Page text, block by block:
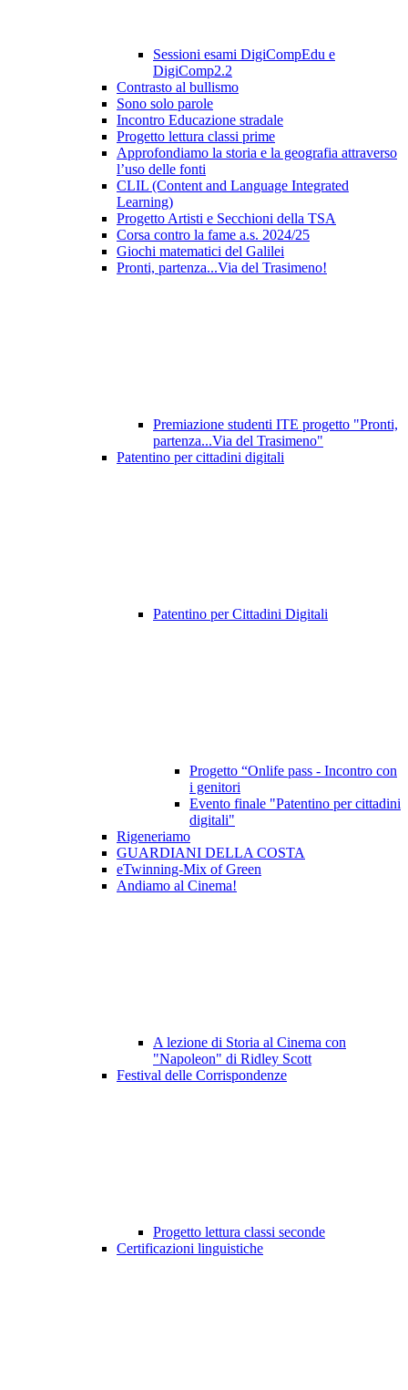
Sessioni esami DigiCompEdu e
DigiComp2.2
Contrasto al bullismo
Sono solo parole
Incontro Educazione stradale
Progetto lettura classi prime
Approfondiamo la storia e la geografia attraverso
l’uso delle fonti
CLIL (Content and Language Integrated
Learning)
Progetto Artisti e Secchioni della TSA
Corsa contro la fame a.s. 2024/25
Giochi matematici del Galilei
Pronti, partenza...Via del Trasimeno!
Premiazione studenti ITE progetto "Pronti,
partenza...Via del Trasimeno"
Patentino per cittadini digitali
Patentino per Cittadini Digitali
Progetto “Onlife pass - Incontro con
i genitori
Evento finale "Patentino per cittadini
digitali"
Rigeneriamo
GUARDIANI DELLA COSTA
eTwinning-Mix of Green
Andiamo al Cinema!
A lezione di Storia al Cinema con
"Napoleon" di Ridley Scott
Festival delle Corrispondenze
Progetto lettura classi seconde
Certificazioni linguistiche